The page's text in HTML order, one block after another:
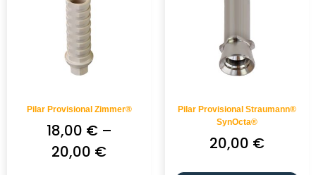
Pilar Provisional Zimmer®
18,00 €–
20,00 €
Pilar Provisional Straumann®
SynOcta®
20,00 €